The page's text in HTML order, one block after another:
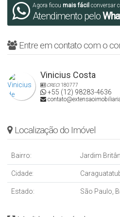
Agora ficou mais fácil conversar
Atendimento pelo
Entre em contato com o
Vinicius Costa
CRECI180777
+55 (12) 98283-4636
Localização do Imóvel
Bairro: Jardim
Cidade:
Estado: São Paulo,